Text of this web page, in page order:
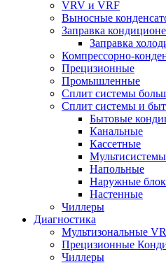
VRV и VRF
Выносные
Заправка
Заправка
Компрессорно-
Прецизионные
Промышленные
Сплит системы
Сплит системы и
Бытовые
Канальные
Кассетные
Мультисистемы
Напольные
Наружные
Настенные
Чиллеры
Диагностика
Мультизональные
Прецизионные
Чиллеры